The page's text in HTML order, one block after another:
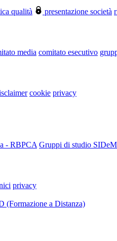
qualità presentazione società
media comitato esecutivo
cookie privacy
- RBPCA Gruppi di studio
privacy
(Formazione a Distanza)